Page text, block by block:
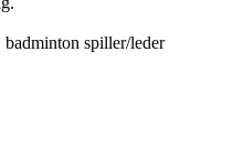
spiller/leder